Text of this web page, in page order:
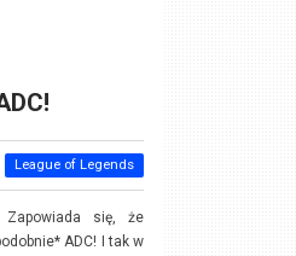
League of Legends
się, że
ADC! I tak w